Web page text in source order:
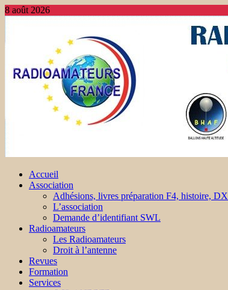
8 août 2026
Accueil
Association
Adhésions, livres préparation F4, histoire,
L’association
Demande d’identifiant SWL
Radioamateurs
Les Radioamateurs
Droit à l’antenne
Revues
Formation
Services